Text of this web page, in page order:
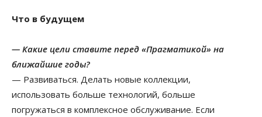
Что в будущем
— Какие цели ставите перед «Прагматикой» на
ближайшие годы?
— Развиваться. Делать новые коллекции,
использовать больше технологий, больше
погружаться в комплексное обслуживание. Если